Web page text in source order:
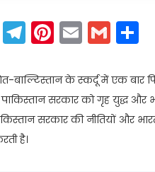
Twitter
Telegram
Pinterest
Email
बाल्टिस्तान के स्कर्दू में एक बार
सरकार को गृह युद्ध और
सरकार की नीतियों और
है।